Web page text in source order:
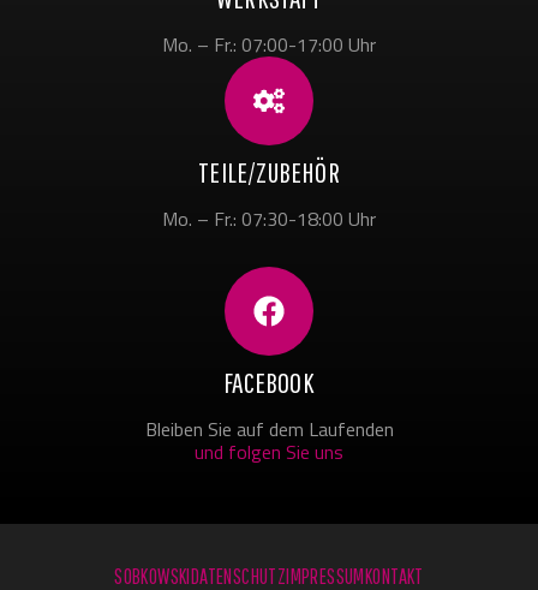
Mo. – Fr.: 07:00-17:00 Uhr
TEILE/ZUBEHÖR
Mo. – Fr.: 07:30-18:00 Uhr
FACEBOOK
Bleiben Sie auf dem Laufenden
und folgen Sie uns
SOBKOWSKIDATENSCHUTZIMPRESSUMKONTAKT